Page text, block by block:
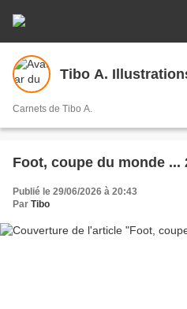
Tibo A.
Carnets de Tibo A.
Foot, coupe du monde ...
Publié le 29/06/2026 à 20:43
Par Tibo